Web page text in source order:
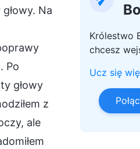
Na
Po
głowy
z
ale
Królestwo
chcesz
Ucz się